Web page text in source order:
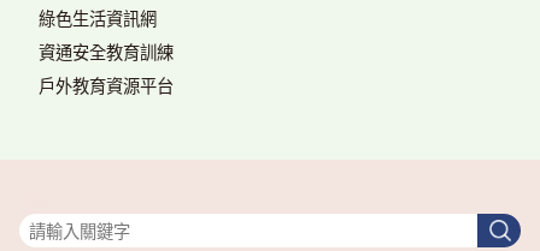
綠色生活資訊網
資通安全教育訓練
戶外教育資源平台
搜
尋